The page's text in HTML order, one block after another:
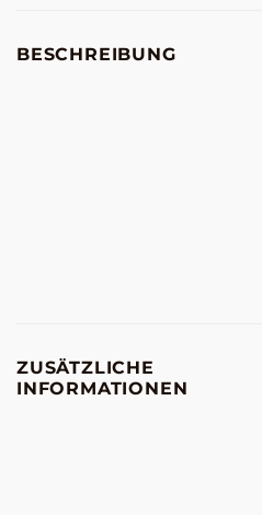
BESCHREIBUNG
ZUSÄTZLICHE
INFORMATIONEN